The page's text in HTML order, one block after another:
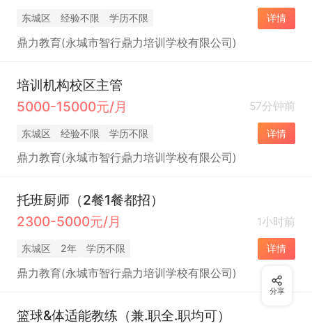
东城区 经验不限 学历不限 详情
鼎力教育(永城市智行鼎力培训学校有限公司)
培训机构校区主管
5000-15000元/月
57分钟前
东城区 经验不限 学历不限 详情
鼎力教育(永城市智行鼎力培训学校有限公司)
托班厨师（2餐1餐都招）
2300-5000元/月
1小时前
东城区 2年 学历不限 详情
鼎力教育(永城市智行鼎力培训学校有限公司)
篮球&体适能教练（兼.职全.职均可）
分享